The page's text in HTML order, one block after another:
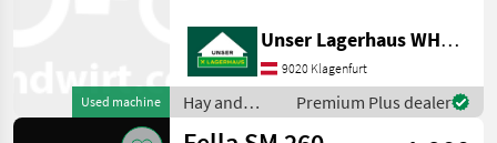
Used machine
Unser Lagerhaus WHG, Kärnten, Klagenfurt
9020 Klagenfurt
Hay and
forage
Premium Plus dealer